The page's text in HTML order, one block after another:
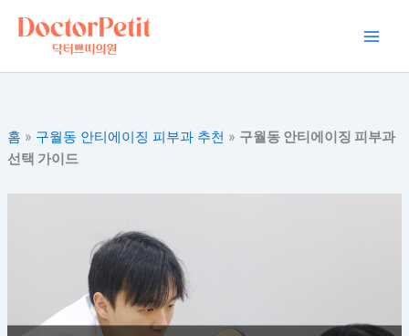
로
뛰
기
홈 » 구월동 안티에이징 피부과 추천 » 구월동 안티에이징 피부과
선택 가이드